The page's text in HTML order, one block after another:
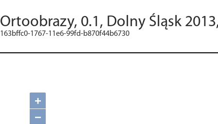
Ortoobrazy, 0.1, Dolny Śląsk
163bffc0-1767-11e6-99fd-b870f44b6730
+
−